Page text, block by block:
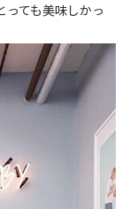
ても美味しかっ